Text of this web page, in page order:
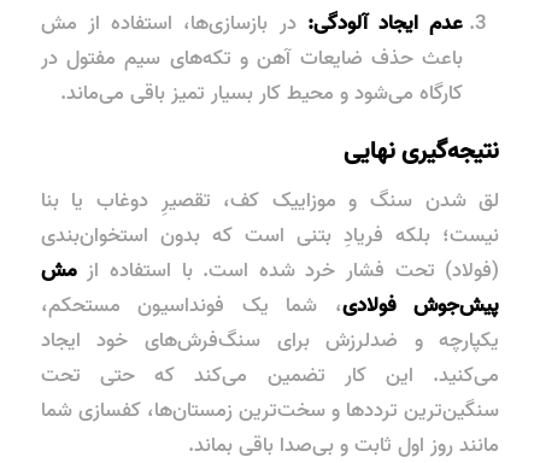
عدم ایجاد آلودگی: در بازسازی‌ها، استفاده از مش
باعث حذف ضایعات آهن و تکه‌های سیم مفتول در
کارگاه می‌شود و محیط کار بسیار تمیز باقی می‌ماند.
نتیجه‌گیری نهایی
لق شدن سنگ و موزاییک کف، تقصیرِ دوغاب یا بنا
نیست؛ بلکه فریادِ بتنی است که بدون استخوان‌بندی
(فولاد) تحت فشار خرد شده است. با استفاده ازمش
پیش‌جوش فولادی، شما یک فونداسیون مستحکم،
یکپارچه و ضدلرزش برای سنگ‌فرش‌های خود ایجاد
می‌کنید. این کار تضمین می‌کند که حتی تحت
سنگین‌ترین ترددها و سخت‌ترین زمستان‌ها، کفسازی شما
مانند روز اول ثابت و بی‌صدا باقی بماند.